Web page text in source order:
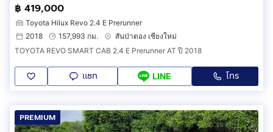
฿ 419,000
Toyota Hilux Revo 2.4 E Prerunner
2018
157,993 กม.
สันป่าตอง เชียงใหม่
TOYOTA REVO SMART CAB 2.4 E Prerunner AT ปี 2018
แชท LINE โทร
PREMIUM